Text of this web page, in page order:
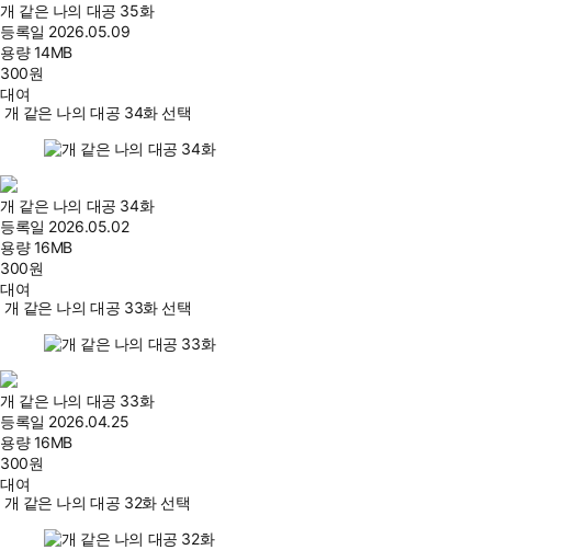
개 같은 나의 대공 35화
등록일 2026.05.09
용량14MB
300원
대여
개 같은 나의 대공 34화 선택
개 같은 나의 대공 34화
등록일 2026.05.02
용량16MB
300원
대여
개 같은 나의 대공 33화 선택
개 같은 나의 대공 33화
등록일 2026.04.25
용량16MB
300원
대여
개 같은 나의 대공 32화 선택